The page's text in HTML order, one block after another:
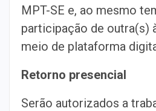
MPT-SE e, ao mesmo
participação de outra(s)
meio de plataforma
Retorno presencial
Serão autorizados a